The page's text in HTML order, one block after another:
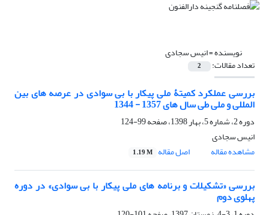
نویسنده =انیس سجادی
تعداد مقالات: 2
بررسی عملکرد کمیتۀ ملی پیکار با بی سوادی در عرصه های بین
المللی و ملی طی سال های 1357 - 1344
دوره 2، شماره 5، بهار 1398، صفحه
99-124
انیس سجادی
مشاهده مقاله
اصل مقاله 1.19 M
بررسی «تشکیلات و برنامه های ملی پیکار با بی سوادی» در دوره
پهلوی دوم